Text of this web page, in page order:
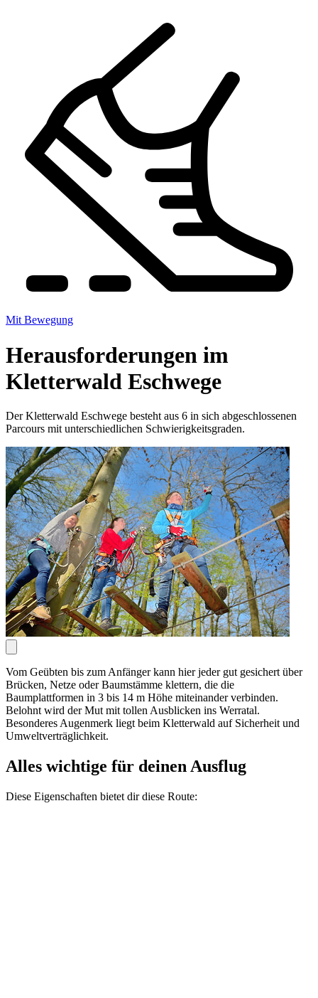
Mit Bewegung
Herausforderungen im
Kletterwald Eschwege
Der Kletterwald Eschwege besteht aus 6 in sich abgeschlossenen
Parcours mit unterschiedlichen Schwierigkeitsgraden.
Vom Geübten bis zum Anfänger kann hier jeder gut gesichert über
Brücken, Netze oder Baumstämme klettern, die die
Baumplattformen in 3 bis 14 m Höhe miteinander verbinden.
Belohnt wird der Mut mit tollen Ausblicken ins Werratal.
Besonderes Augenmerk liegt beim Kletterwald auf Sicherheit und
Umweltverträglichkeit.
Alles wichtige für deinen Ausflug
Diese Eigenschaften bietet dir diese Route: